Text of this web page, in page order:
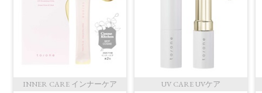
INNER CARE インナーケア UV CARE UVケア